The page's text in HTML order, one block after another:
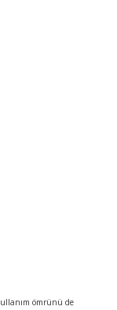
ömrünü de